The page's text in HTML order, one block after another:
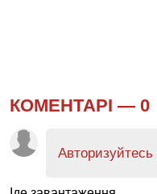
КОМЕНТАРІ — 0
Авторизуйтесь